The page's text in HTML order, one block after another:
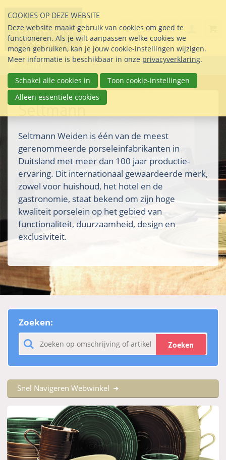
links
over
Direct
naar
inhoud
Direct
naar
het
info@seltmann-
Stel uw vraag
085 76 07 000
Search
Menu
Seltmann
Seltmann Weiden is één van de meest
gerenommeerde porseleinfabrikanten in
Duitsland met meer dan 100 jaar productie-
ervaring. Dit internationaal gewaardeerde merk,
zowel voor huishoud, het hotel en de
gastronomie, staat bekend om zijn hoge
kwaliteit porselein op het gebied van
functionaliteit, duurzaamheid, design en
exclusiviteit.
Zoeken:
Zoeken
Snel Navigeren Webwinkel
COOKIES OP DEZE WEBSITE
Deze website maakt gebruik van cookies om goed te
functioneren. Als je wilt aanpassen welke cookies we
mogen gebruiken, kan je jouw cookie-instellingen wijzigen.
Meer informatie is beschikbaar in onze privacyverklaring.
Schakel alle cookies in
Toon cookie-instellingen
Alleen essentiële cookies